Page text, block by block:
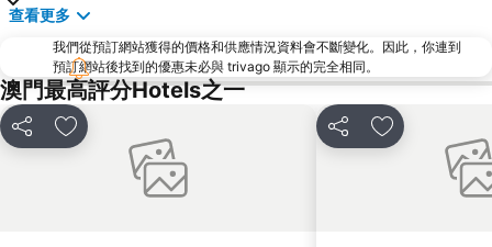
議事廳前地
珠海景山公園
澳門國際機場
金蓮花廣場
Zhuhai xiangzhou coach station
Tai O
Chimelong International Ocean Tourist Resort
媽閣廟
Tung Chung Metro Station
查看更多
我們從預訂網站獲得的價格和供應情況資料會不斷變化。因此，你連到
預訂網站後找到的優惠未必與 trivago 顯示的完全相同。
澳門最高評分Hotels之一
分享 放到收藏夾 分享 放到收藏夾